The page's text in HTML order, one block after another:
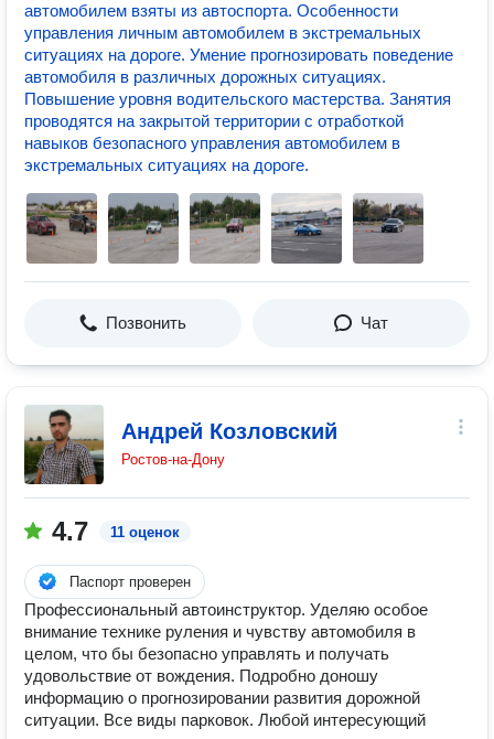
автомобилем взяты из автоспорта. Особенности
управления личным автомобилем в экстремальных
ситуациях на дороге. Умение прогнозировать поведение
автомобиля в различных дорожных ситуациях.
Повышение уровня водительского мастерства. Занятия
проводятся на закрытой территории с отработкой
навыков безопасного управления автомобилем в
экстремальных ситуациях на дороге.
Позвонить Чат
Андрей Козловский
Ростов-на-Дону
4.7 11 оценок
Паспорт проверен
Профессиональный автоинструктор. Уделяю особое
внимание технике руления и чувству автомобиля в
целом, что бы безопасно управлять и получать
удовольствие от вождения. Подробно доношу
информацию о прогнозировании развития дорожной
ситуации. Все виды парковок. Любой интересующий